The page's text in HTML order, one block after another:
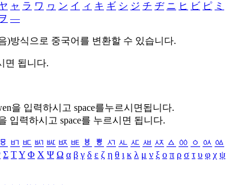
ャ ラ ワ ヮ ン イ ィ キ ギ シ ジ チ ヂ ニ ヒ ビ ピ ミ
ヲ ―
)방식으로 중국어를 변환할 수 있습니다.
면 됩니다.
을 입력하시고 space를누르시면됩니다.
입력하시고 space를 누르시면 됩니다.
ㅱ ㅲ ㅳ ㅴ ㅵ ㅶ ㅷ ㅸ ㅹ ㅺ ㅻ ㅼ ㅽ ㅾ ㅿ ㆀ ㆁ ㆂ ㆃ
Σ ΤΥ Φ Χ Ψ Ω α β γ δ ε ζ η θ ι κ λ μ ν ξ ο π ρ σ τ υ φ χ ψ